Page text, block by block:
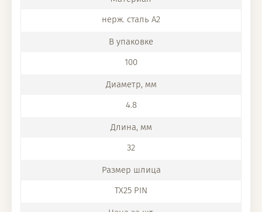
нерж. сталь A2
100
4.8
32
TX25 PIN